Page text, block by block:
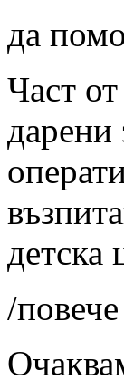
да
Част
дарени
детска
/